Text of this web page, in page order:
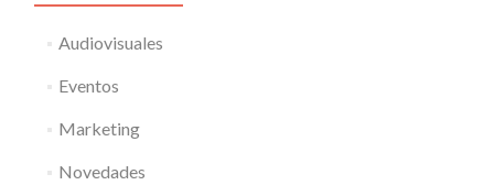
Audiovisuales
Eventos
Marketing
Novedades